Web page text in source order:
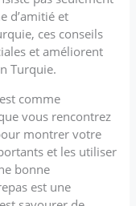
d’amitié et
ces conseils
et améliorent
Turquie.
comme
vous rencontrez
montrer votre
et les utiliser
bonne
est une